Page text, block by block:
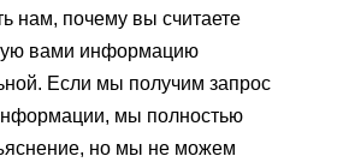
нам, почему вы считаете
вами информацию
Если мы получим запрос
мы полностью
но мы не можем